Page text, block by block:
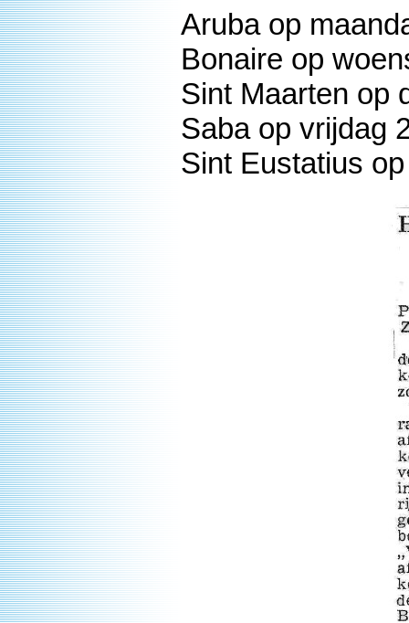
Aruba op
Bonaire op
Sint Maarten op
Saba op vrijdag
Sint Eustatius